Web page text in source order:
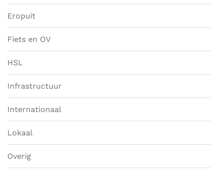
Eropuit
Fiets en OV
HSL
Infrastructuur
Internationaal
Lokaal
Overig